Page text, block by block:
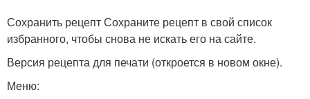
Сохранить рецепт Сохраните рецепт в свой список
избранного, чтобы снова не искать его на сайте.
Версия рецепта для печати (откроется в новом окне).
Меню: